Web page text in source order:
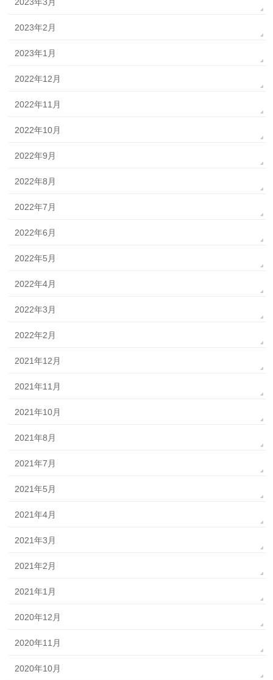
2023年2月
2023年1月
2022年12月
2022年11月
2022年10月
2022年9月
2022年8月
2022年7月
2022年6月
2022年5月
2022年4月
2022年3月
2022年2月
2021年12月
2021年11月
2021年10月
2021年8月
2021年7月
2021年5月
2021年4月
2021年3月
2021年2月
2021年1月
2020年12月
2020年11月
2020年10月